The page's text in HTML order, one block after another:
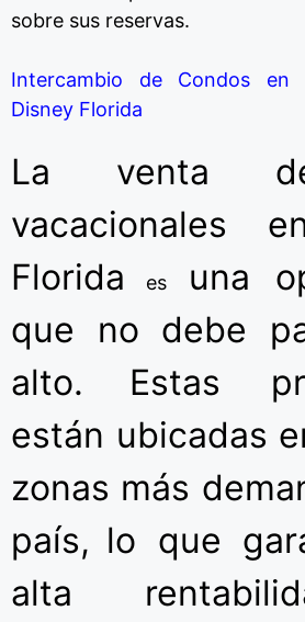
sobre sus reservas.
Intercambio de Condos en
Disney Florida
La venta
vacacionales
Florida es
una
que no debe
alto.
Estas
están ubicadas
zonas más
país, lo que
alta